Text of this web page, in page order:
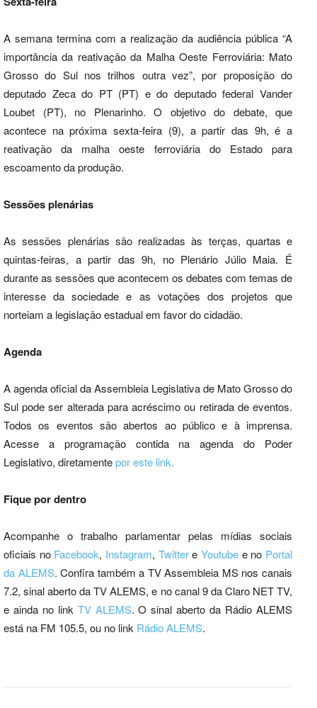
A semana termina com a realização da audiência pública “A
importância da reativação da Malha Oeste Ferroviária: Mato
Grosso do Sul nos trilhos outra vez”, por proposição do
deputado Zeca do PT (PT) e do deputado federal Vander
Loubet (PT), no Plenarinho. O objetivo do debate, que
acontece na próxima sexta-feira (9), a partir das 9h, é a
reativação da malha oeste ferroviária do Estado para
escoamento da produção.
Sessões plenárias
As sessões plenárias são realizadas às terças, quartas e
quintas-feiras, a partir das 9h, no Plenário Júlio Maia. É
durante as sessões que acontecem os debates com temas de
interesse da sociedade e as votações dos projetos que
norteiam a legislação estadual em favor do cidadão.
Agenda
A agenda oficial da Assembleia Legislativa de Mato Grosso do
Sul pode ser alterada para acréscimo ou retirada de eventos.
Todos os eventos são abertos ao público e à imprensa.
Acesse a programação contida na agenda do Poder
Legislativo, diretamentepor este link.
Fique por dentro
Acompanhe o trabalho parlamentar pelas mídias sociais
oficiais no Facebook, Instagram, TwittereYoutube e no Portal
da ALEMS. Confira também a TV Assembleia MS nos canais
7.2, sinal aberto da TV ALEMS, e no canal 9 da Claro NET TV,
e ainda no link TV ALEMS. O sinal aberto da Rádio ALEMS
está na FM 105.5, ou no link Rádio ALEMS.